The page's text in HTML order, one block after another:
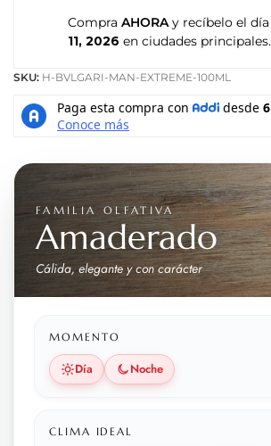
Compra AHORA y recíbelo el día
11, 2026 en ciudades principales.
SKU: H-BVLGARI-MAN-EXTREME-100ML
FAMILIA OLFATIVA
Amaderado
Cálida, elegante y con carácter
MOMENTO
Día Noche
CLIMA IDEAL